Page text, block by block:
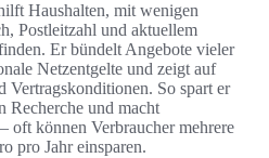
Haushalten, mit wenigen
Postleitzahl und aktuellem
Er bündelt Angebote vieler
Netzentgelte und zeigt auf
So spart er
Recherche und macht
oft können Verbraucher mehrere
pro Jahr einsparen.